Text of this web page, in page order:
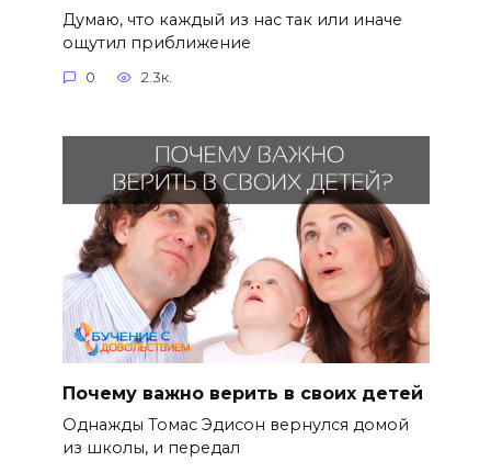
Думаю, что каждый из нас так или иначе
ощутил приближение
0 2.3к.
Почему важно верить в своих детей
Однажды Томас Эдисон вернулся домой
из школы, и передал